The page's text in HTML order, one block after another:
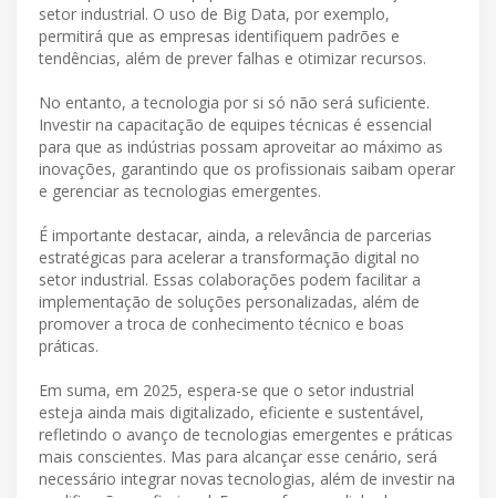
setor industrial. O uso de Big Data, por exemplo,
permitirá que as empresas identifiquem padrões e
tendências, além de prever falhas e otimizar recursos.
No entanto, a tecnologia por si só não será suficiente.
Investir na capacitação de equipes técnicas é essencial
para que as indústrias possam aproveitar ao máximo as
inovações, garantindo que os profissionais saibam operar
e gerenciar as tecnologias emergentes.
É importante destacar, ainda, a relevância de parcerias
estratégicas para acelerar a transformação digital no
setor industrial. Essas colaborações podem facilitar a
implementação de soluções personalizadas, além de
promover a troca de conhecimento técnico e boas
práticas.
Em suma, em 2025, espera-se que o setor industrial
esteja ainda mais digitalizado, eficiente e sustentável,
refletindo o avanço de tecnologias emergentes e práticas
mais conscientes. Mas para alcançar esse cenário, será
necessário integrar novas tecnologias, além de investir na